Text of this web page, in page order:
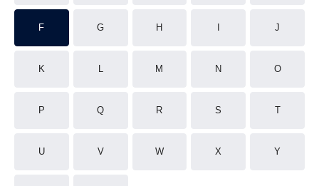
F G H J
K L M N O
P Q R S T
U V W X Y